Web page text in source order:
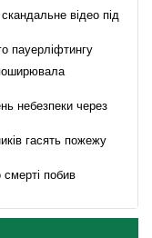
відео під
пауерліфтингу
небезпеки через
гасять пожежу
побив